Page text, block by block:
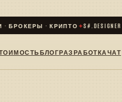
· КРИПТО✦S#.DESIGNER ·
БЛОГРАЗРАБОТКАЧАТ